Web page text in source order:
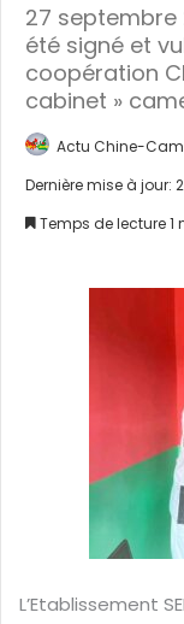
27 septembre
été signé et
coopération
cabinet »
Actu Chine-
Dernière mise à jour:
Temps de lecture 1
L’Etablissement